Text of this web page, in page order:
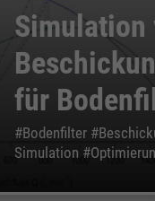
Simulation
für
#Bodenfilter
Simulation